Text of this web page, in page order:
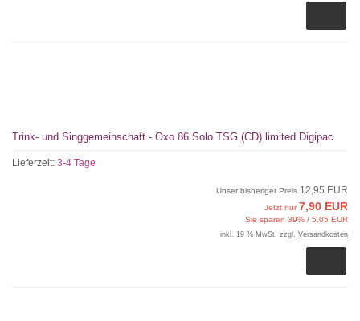
Trink- und Singgemeinschaft - Oxo 86 Solo TSG (CD) limited Digipac
Lieferzeit: 3-4 Tage
Unser bisheriger Preis 12,95 EUR
Jetzt nur7,90 EUR
Sie sparen 39% / 5,05 EUR
inkl. 19 % MwSt. zzgl. Versandkosten